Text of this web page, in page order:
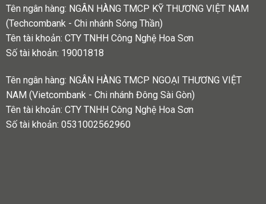
Tên ngân hàng: NGÂN HÀNG TMCP KỸ THƯƠNG VIỆT NAM
(Techcombank - Chi nhánh Sóng Thần)
Tên tài khoản: CTY TNHH Công Nghệ Hoa Sơn
Số tài khoản: 19001818
Tên ngân hàng: NGÂN HÀNG TMCP NGOẠI THƯƠNG VIỆT
NAM (Vietcombank - Chi nhánh Đông Sài Gòn)
Tên tài khoản: CTY TNHH Công Nghệ Hoa Sơn
Số tài khoản: 0531002562960